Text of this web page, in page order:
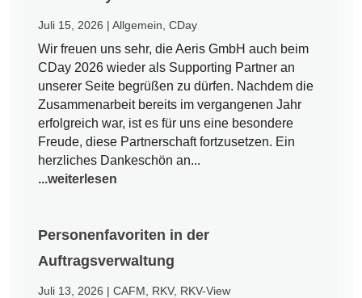
Juli 15, 2026 |Allgemein ,CDay
Wir freuen uns sehr, die Aeris GmbH auch beim
CDay 2026 wieder als Supporting Partner an
unserer Seite begrüßen zu dürfen. Nachdem die
Zusammenarbeit bereits im vergangenen Jahr
erfolgreich war, ist es für uns eine besondere
Freude, diese Partnerschaft fortzusetzen. Ein
herzliches Dankeschön an...
...weiterlesen
Personenfavoriten in der
Auftragsverwaltung
Juli 13, 2026 |CAFM RKV, RKV-View